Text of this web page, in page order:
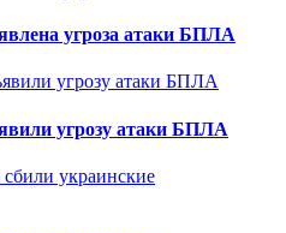
угроза атаки БПЛА
угрозу атаки БПЛА